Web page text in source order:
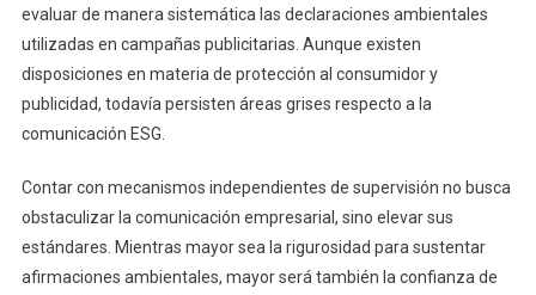
evaluar de manera sistemática las declaraciones ambientales
utilizadas en campañas publicitarias. Aunque existen
disposiciones en materia de protección al consumidor y
publicidad, todavía persisten áreas grises respecto a la
comunicación ESG.
Contar con mecanismos independientes de supervisión no busca
obstaculizar la comunicación empresarial, sino elevar sus
estándares. Mientras mayor sea la rigurosidad para sustentar
afirmaciones ambientales, mayor será también la confianza de